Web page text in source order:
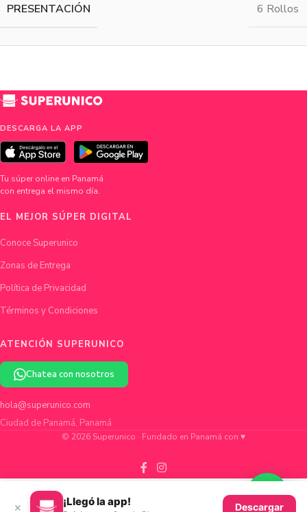
PRESENTACIÓN 6 Rollos
DESCARGA LA APP
Tu súper online en Panamá
con entrega el mismo día.
EL MEJOR SÚPER DIGITAL
Conoce Superunico
Zonas de Entrega
Política de Privacidad
Términos y Condiciones
ATENCIÓN SUPERUNICO
Chatea con nosotros
hola@superunico.com
Ciudad de Panamá, Panamá
© 2026 Superunico · Fundado en Panamá con ♥
× ¡Llegó la app! Descargar